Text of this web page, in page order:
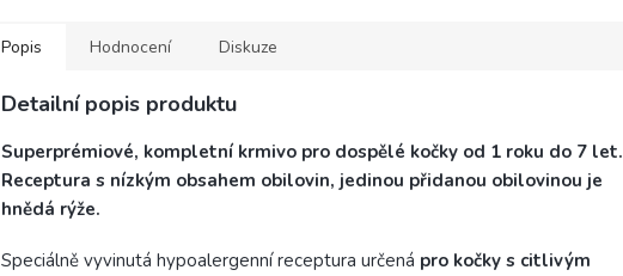
Popis Hodnocení Diskuze
Detailní popis produktu
Superprémiové, kompletní krmivo pro dospělé kočky od 1 roku do 7 let.
Receptura s nízkým obsahem obilovin, jedinou přidanou obilovinou je
hnědá rýže.
Speciálně vyvinutá hypoalergenní receptura určená pro kočky s citlivým